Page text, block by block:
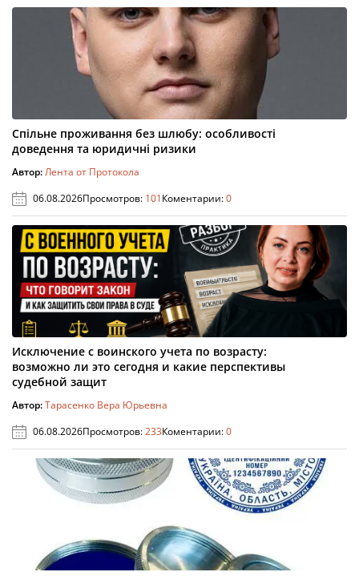
Спільне проживання без шлюбу: особливості
доведення та юридичні ризики
Автор:Лента от Протокола
06.08.2026Просмотров: 101Коментарии:0
Исключение с воинского учета по возрасту:
возможно ли это сегодня и какие перспективы
судебной защит
Автор:Тарасенко Вера Юрьевна
06.08.2026Просмотров:233Коментарии:0